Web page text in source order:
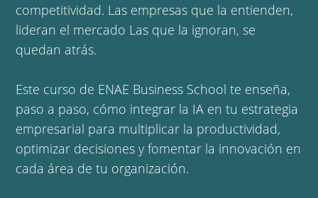
competitividad. Las empresas que la entienden,
lideran el mercado Las que la ignoran, se
quedan atrás.
Este curso de ENAE Business School te enseña,
paso a paso, cómo integrar la IA en tu estrategia
empresarial para multiplicar la productividad,
optimizar decisiones y fomentar la innovación en
cada área de tu organización.